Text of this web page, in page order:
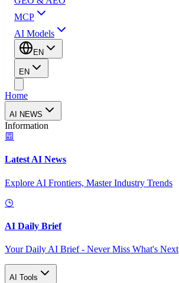
MCP
AI Models
EN
EN
Home
AI NEWS
Information
Latest AI News
Explore AI Frontiers, Master Industry Trends
AI Daily Brief
Your Daily AI Brief - Never Miss What's Next
AI Tools